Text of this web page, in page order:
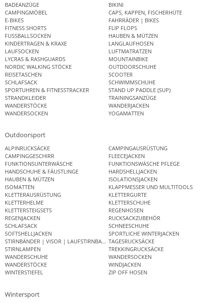
BADEANZÜGE
BIKINI
CAMPINGMÖBEL
CAPS, KAPPEN, FISCHERHÜTE
E-BIKES
FAHRRÄDER | BIKES
FITNESS SHORTS
FLIP FLOPS
FUSSBALLSOCKEN
HAUBEN & MÜTZEN
KINDERTRAGEN & KRAXE
LANGLAUFHOSEN
LAUFSOCKEN
LUFTMATRATZEN
LYCRAS & RASHGUARDS
MOUNTAINBIKE
NORDIC WALKING STÖCKE
OUTDOORSCHUHE
REISETASCHEN
SCOOTER
SCHLAFSACK
SCHWIMMSCHUHE
SPORTUHREN & FITNESSTRACKER
STAND UP PADDLE (SUP)
STRANDKLEIDER
TRAININGSANZÜGE
WANDERSTÖCKE
WANDERJACKEN
WANDERSOCKEN
YOGAMATTEN
Outdoorsport
ALPINRUCKSÄCKE
CAMPINGAUSRÜSTUNG
CAMPINGGESCHIRR
FLEECEJACKEN
FUNKTIONSUNTERWÄSCHE
FUNKTIONSWÄSCHE PFLEGE
HANDSCHUHE & FÄUSTLINGE
HARDSHELLJACKEN
HAUBEN & MÜTZEN
ISOLATIONSJACKEN
ISOMATTEN
KLAPPMESSER UND MULTITOOLS
KLETTERAUSRÜSTUNG
KLETTERGURTE
KLETTERHELME
KLETTERSCHUHE
KLETTERSTEIGSETS
REGENHOSEN
REGENJACKEN
RUCKSACKZUBEHÖR
SCHLAFSACK
SCHNEESCHUHE
SOFTSHELLJACKEN
SPORTLICHE WINTERJACKEN
STIRNBÄNDER | VISOR | LAUFSTIRNBANDTAGESRUCKSÄCKE
STIRNLAMPEN
TREKKINGRUCKSÄCKE
WANDERSCHUHE
WANDERSOCKEN
WANDERSTÖCKE
WINDJACKEN
WINTERSTIEFEL
ZIP OFF HOSEN
Wintersport